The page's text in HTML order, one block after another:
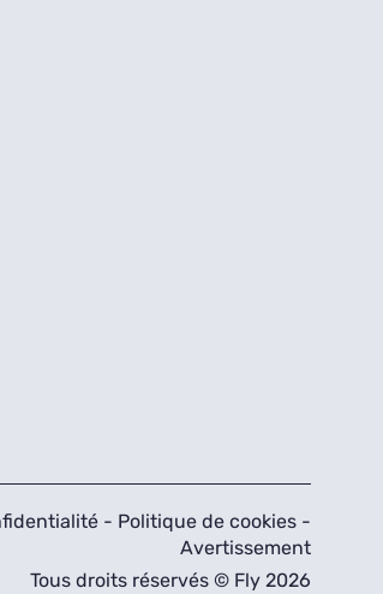
- Politique de cookies -
Avertissement
Tous droits réservés © Fly 2026